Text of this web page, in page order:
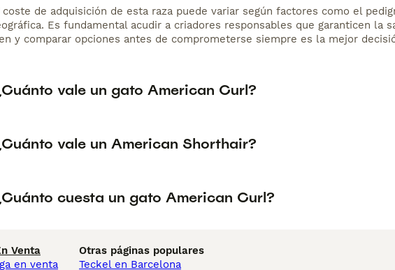
coste de adquisición de esta raza puede variar según factores como el
Es fundamental acudir a criadores responsables que garanticen la
y comparar opciones antes de comprometerse siempre es la mejor
vale un gato American Curl?
vale un American Shorthair?
cuesta un gato American Curl?
Venta
en venta
Otras páginas populares
Teckel en Barcelona